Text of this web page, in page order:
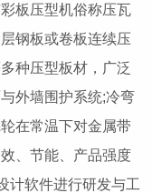
板压型机俗称压瓦
钢板或卷板连续压
种压型板材，广泛
外墙围护系统;冷弯
在常温下对金属带
、节能、产品强度
计软件进行研发与工